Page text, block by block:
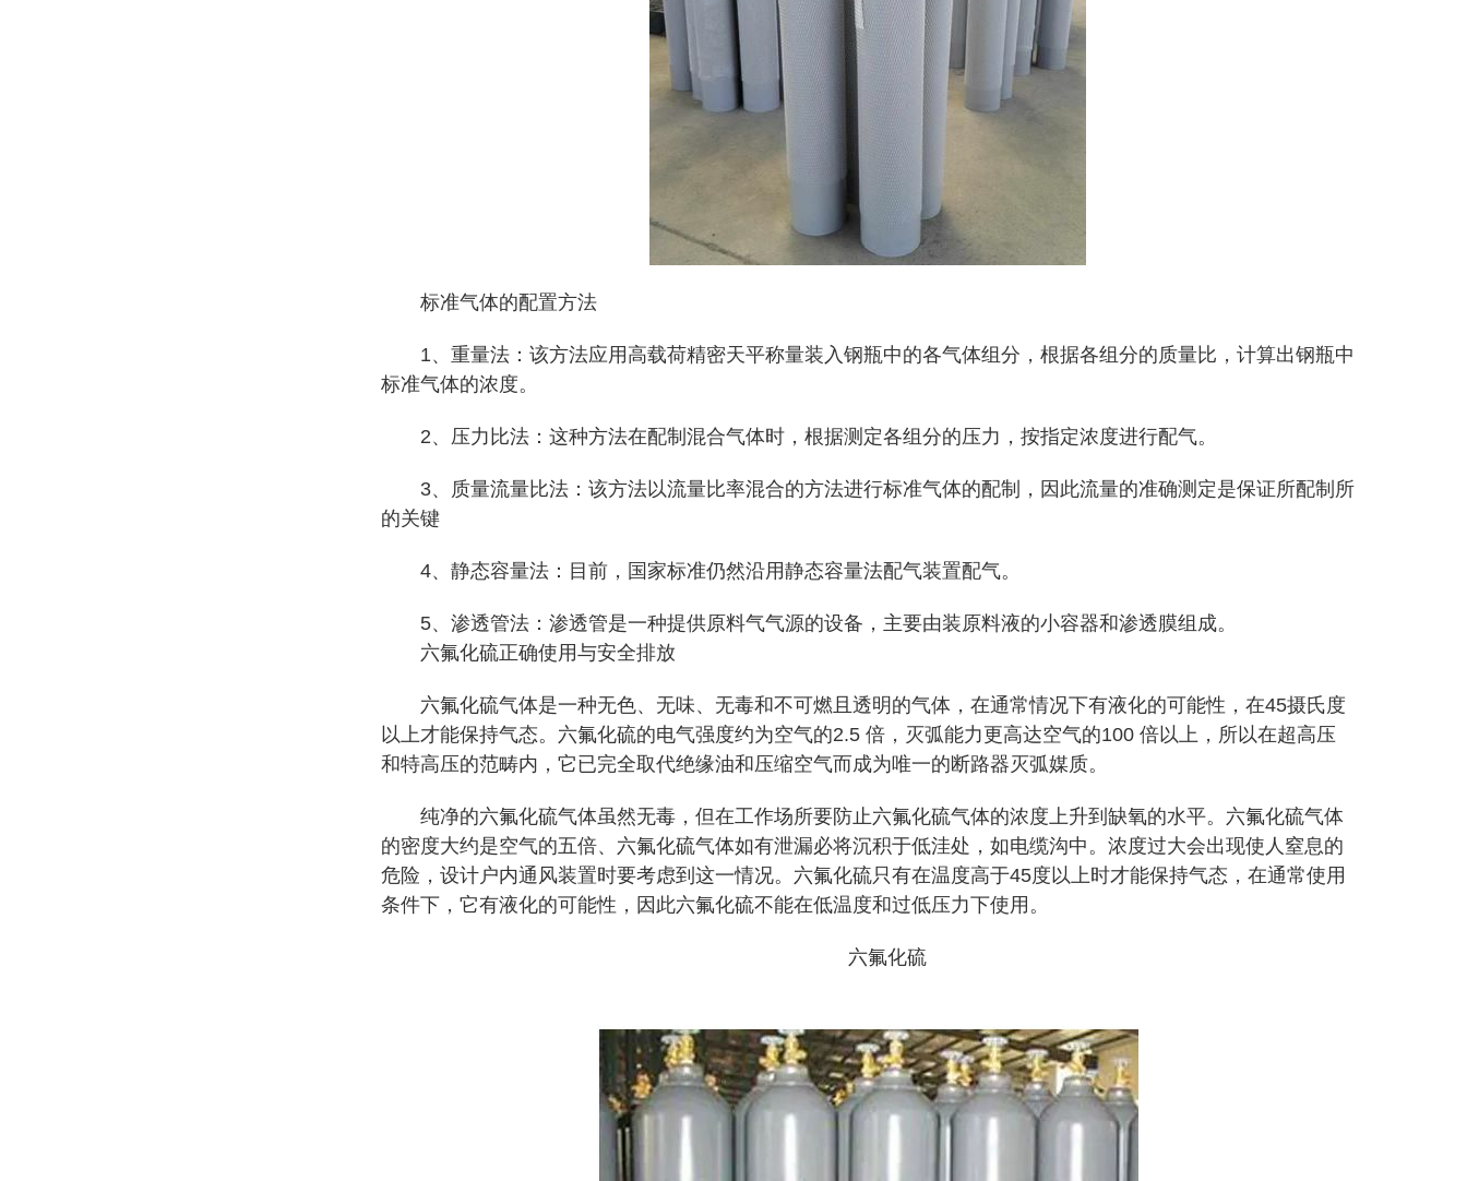
标准气体的配置方法
1、重量法：该方法应用高载荷精密天平称量装入钢瓶中的各气体组分，根据各组分的质量比，计算出钢瓶中
标准气体的浓度。
2、压力比法：这种方法在配制混合气体时，根据测定各组分的压力，按指定浓度进行配气。
3、质量流量比法：该方法以流量比率混合的方法进行标准气体的配制，因此流量的准确测定是保证所配制所
的关键
4、静态容量法：目前，国家标准仍然沿用静态容量法配气装置配气。
5、渗透管法：渗透管是一种提供原料气气源的设备，主要由装原料液的小容器和渗透膜组成。
六氟化硫正确使用与安全排放
六氟化硫气体是一种无色、无味、无毒和不可燃且透明的气体，在通常情况下有液化的可能性，在45摄氏度
以上才能保持气态。六氟化硫的电气强度约为空气的2.5 倍，灭弧能力更高达空气的100 倍以上，所以在超高压
和特高压的范畴内，它已完全取代绝缘油和压缩空气而成为唯一的断路器灭弧媒质。
纯净的六氟化硫气体虽然无毒，但在工作场所要防止六氟化硫气体的浓度上升到缺氧的水平。六氟化硫气体
的密度大约是空气的五倍、六氟化硫气体如有泄漏必将沉积于低洼处，如电缆沟中。浓度过大会出现使人窒息的
危险，设计户内通风装置时要考虑到这一情况。六氟化硫只有在温度高于45度以上时才能保持气态，在通常使用
条件下，它有液化的可能性，因此六氟化硫不能在低温度和过低压力下使用。
六氟化硫